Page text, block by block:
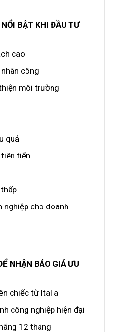
NỔI BẬT KHI ĐẦU TƯ
cao
công
môi trường
quả
tiến
thấp
nghiệp cho doanh
NHẬN BÁO GIÁ ƯU
chiếc từ Italia
công nghiệp hiện đại
12 tháng